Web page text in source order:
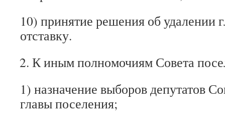
10) принятие решения об удалении
отставку.
К иным полномочиям Совета
1) назначение выборов депутатов
главы поселения;